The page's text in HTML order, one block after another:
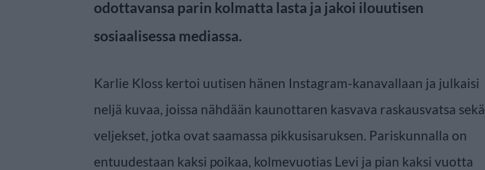
odottavansa parin kolmatta lasta ja jakoi ilouutisen
sosiaalisessa mediassa.
Karlie Kloss kertoi uutisen hänen Instagram-kanavallaan ja julkaisi
neljä kuvaa, joissa nähdään kaunottaren kasvava raskausvatsa sekä
veljekset, jotka ovat saamassa pikkusisaruksen. Pariskunnalla on
entuudestaan kaksi poikaa, kolmevuotias Levi ja pian kaksi vuotta